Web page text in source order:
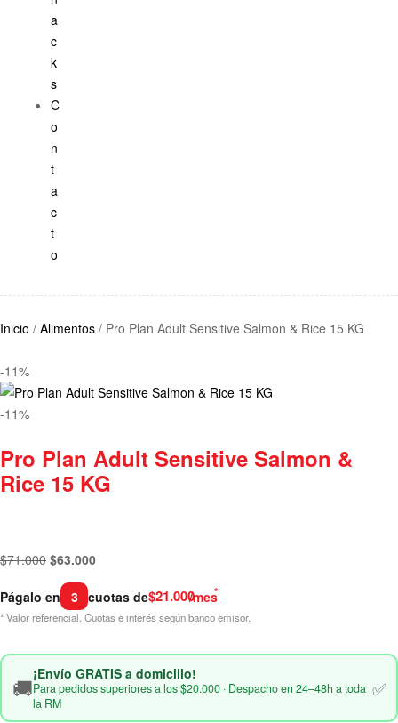
a
c
k
s
C
o
n
t
a
c
t
o
Inicio / Alimentos / Pro Plan Adult Sensitive Salmon & Rice 15 KG
-11%
-11%
Pro Plan Adult Sensitive Salmon &
Rice 15 KG
$71.000 $63.000
Págalo en 3 cuotas de$21.000/mes*
* Valor referencial. Cuotas e interés según banco emisor.
🚚
¡Envío GRATIS a domicilio!
Para pedidos superiores a los $20.000 · Despacho en 24–48h a toda
la RM
✅